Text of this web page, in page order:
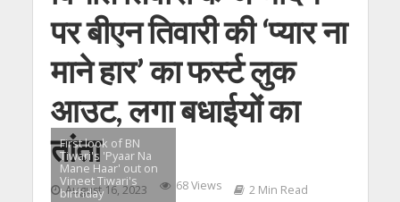
पर बीएन तिवारी की ‘प्यार ना
माने हार’ का फर्स्ट लुक
आउट, लगा बधाईयों का
तांता
August 16, 2023 68 Views 2 Min Read
First look of BN
Tiwari's 'Pyaar Na
Mane Haar' out on
Vineet Tiwari's
birthday